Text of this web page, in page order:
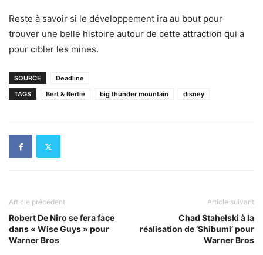
Reste à savoir si le développement ira au bout pour
trouver une belle histoire autour de cette attraction qui a
pour cibler les mines.
SOURCE
Deadline
TAGS
Bert & Bertie big thunder mountain disney
Article précédent
Robert De Niro se fera face
dans « Wise Guys » pour
Warner Bros
Article suivant
Chad Stahelski à la
réalisation de ‘Shibumi’ pour
Warner Bros